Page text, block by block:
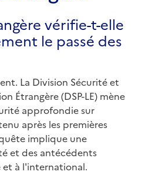
vérifie-t-elle
le passé des
La Division Sécurité et
Étrangère (DSP-LE) mène
approfondie sur
après les premières
implique une
et des antécédents
et à l'international.